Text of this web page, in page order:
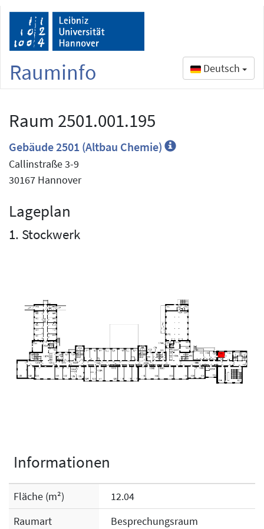
Rauminfo Deutsch
Raum 2501.001.195
Gebäude 2501 (Altbau Chemie)
Callinstraße 3-9
30167 Hannover
Lageplan
1. Stockwerk
Informationen
Fläche (m²)
12.04
Raumart
Besprechungsraum